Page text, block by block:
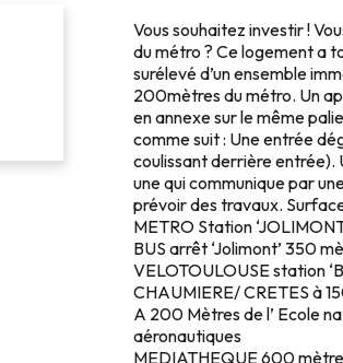
Vous souhaitez investir !
du métro ? Ce logement a
surélevé d’un ensemble
200mètres du métro. Un
en annexe sur le même
comme suit : Une entrée
coulissant derrière entrée).
une qui communique par
prévoir des travaux.
METRO Station
BUS arrêt ‘Jolimont’ 350
VELOTOULOUSE station
CHAUMIERE/ CRETES à
A 200 Mètres de l’ Ecole
aéronautiques
MEDIATHEQUE 600